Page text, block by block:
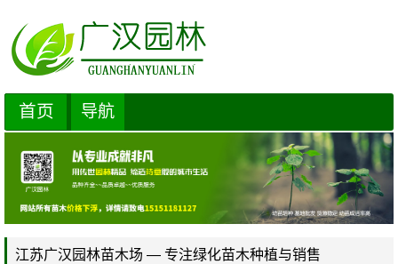
首页 导航
江苏广汉园林苗木场 — 专注绿化苗木种植与销售